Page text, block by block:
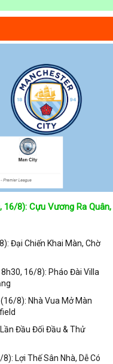
8): Cựu Vương Ra Quân,
Đại Chiến Khai Màn, Chờ
16/8): Pháo Đài Villa
8): Nhà Vua Mở Màn
Đầu Đối Đầu & Thử
Lợi Thế Sân Nhà, Dễ Có